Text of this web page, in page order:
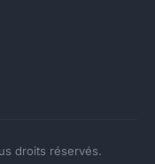
droits réservés.